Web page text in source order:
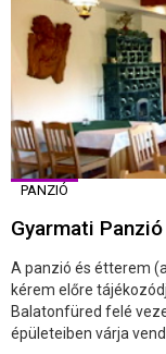
PANZIÓ
Gyarmati
A panzió és étterem
kérem előre
Balatonfüred felé
épületeiben várja